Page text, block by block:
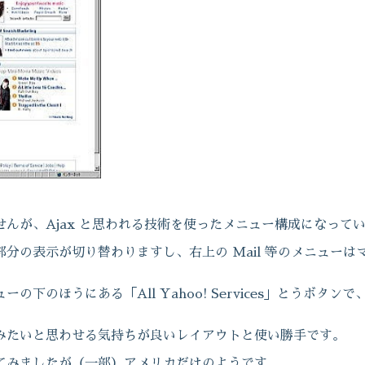
んが、Ajax と思われる技術を使ったメニュー構成になって
分の表示が切り替わりますし、右上の Mail 等のメニューは
ーの下のほうにある「All Yahoo! Services」とうボタンで
いと思わせる気持ちが良いレイアウトと使い勝手です。